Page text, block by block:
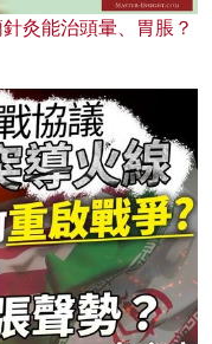
灸能治頭暈、胃脹？